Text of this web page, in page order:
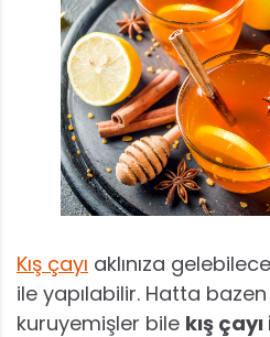
Kış çayı aklınıza
ile yapılabilir. Hatta
kuruyemişler bile kış